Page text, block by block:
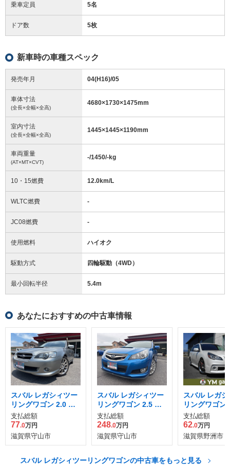
乗車定員 5名
ドア数 5枚
新車時の車種スペック
発売年月 04(H16)/05
車体寸法
(全長×全幅×全高)
4680×1730×1475mm
室内寸法
(全長×全幅×全高)
1445×1445×1190mm
車両重量
(AT×MT×CVT)
-/1450/-kg
10・15燃費 12.0km/L
WLTC燃費 -
JC08燃費 -
使用燃料 ハイオク
駆動方式 四輪駆動（4WD）
最小回転半径 5.4m
あなたにおすすめの中古車情報
スバル レガシィツー
リングワゴン 2.0 GT
スペックB 4WD
支払総額
77.0万円
滋賀県守山市
スバル レガシィツー
リングワゴン 2.5 GT
tS 4WD
支払総額
248.0万円
滋賀県守山市
スバル レガ
リングワゴン
イサイト ス
レクション
支払総額
62.0万円
滋賀県野洲市
スバル レガシィツーリングワゴンの中古車をもっと見る